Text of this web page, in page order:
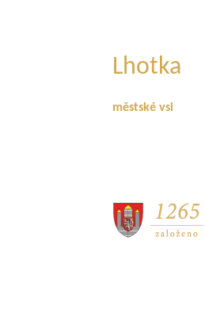
Lhotka
městské vsi